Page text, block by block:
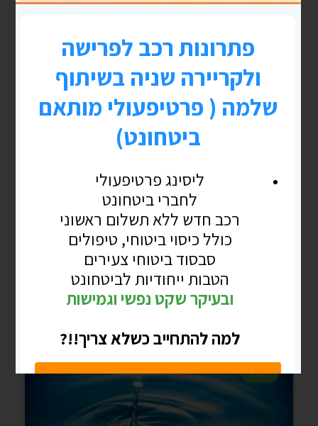
בלוג
פוליסת חיסכון -קווים לדמותו של
חיסכון מנצח
המוצר היה חדש מאד בשוק, הבנקים "העלימו" את
המידע אודותיו. והסטטוס שלו היה כשל מוצר בוטיק
READ MORE »
בלוג